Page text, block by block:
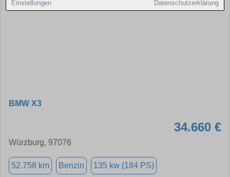
Einstellungen Datenschutzerklärung
BMW X3
34.660 €
Würzburg, 97076
52.758 km Benzin 135 kw (184 PS)